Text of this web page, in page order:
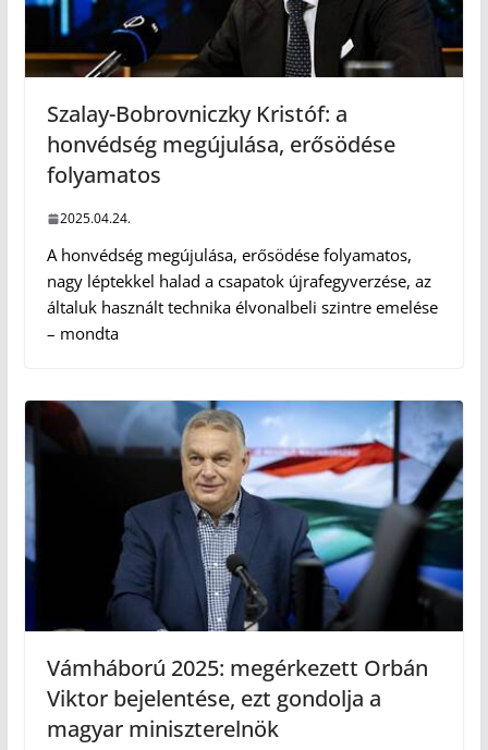
Szalay-Bobrovniczky Kristóf: a
honvédség megújulása, erősödése
folyamatos
2025.04.24.
A honvédség megújulása, erősödése folyamatos,
nagy léptekkel halad a csapatok újrafegyverzése, az
általuk használt technika élvonalbeli szintre emelése
– mondta
Vámháború 2025: megérkezett Orbán
Viktor bejelentése, ezt gondolja a
magyar miniszterelnök